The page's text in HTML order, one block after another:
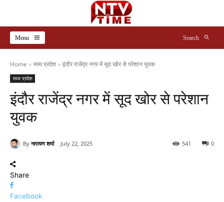
Menu Search
Home मध्य प्रदेश इंदौर राजेंद्र नगर में सूद खोर से परेशान युवक
मध्य प्रदेश
इंदौर राजेंद्र नगर में सूद खोर से परेशान
युवक
By नारायण शर्मा July 22, 2025 0
541
Share
Facebook